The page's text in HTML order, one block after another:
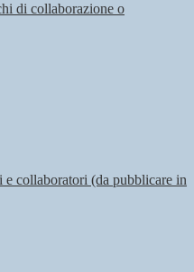
di collaborazione o
e collaboratori (da pubblicare in